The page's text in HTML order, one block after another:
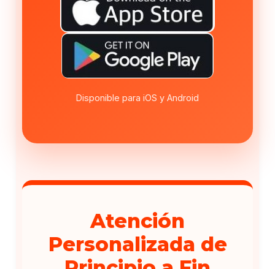
Disponible para iOS y Android
Atención
Personalizada de